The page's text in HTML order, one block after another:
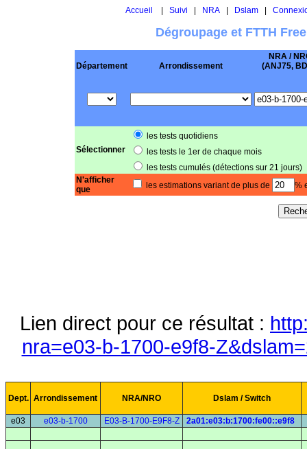
Accueil Suivi NRA| Dslam|
Dégroupage et FTTH
Département Arrondissement
NRA /
(ANJ75,
Sélectionner
les tests quotidiens
les tests le 1er de chaque mois
les tests cumulés (détections sur 21 jours)
N'afficher
que
les estimations variant de plus de %
Lien direct pour ce résultat :
nra=e03-b-1700-e9f8-
Dept. Arrondissement NRA/NRO Dslam / Switch
e03 e03-b-1700 E03-B-1700-E9F8-Z 2a01:e03:b:1700:fe00::e9f8